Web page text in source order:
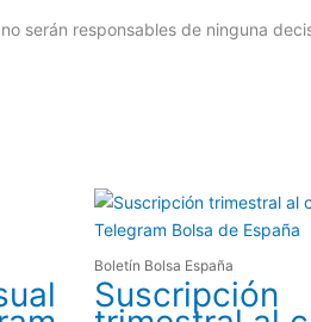
serán responsables de ninguna
Boletín Bolsa España
Suscripción